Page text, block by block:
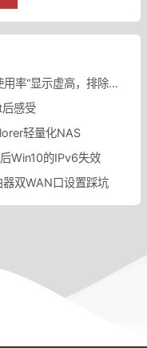
安装luci-app-minidlna后状态页“cpu使用率“显示虚高，排除过程记录。
感受
轻量化NAS
Win10的IPv6失效
双WAN口设置踩坑